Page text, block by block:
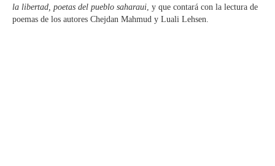
la libertad, poetas del pueblo saharaui, y que contará con la lectura de
poemas de los autores Chejdan Mahmud y Luali Lehsen.